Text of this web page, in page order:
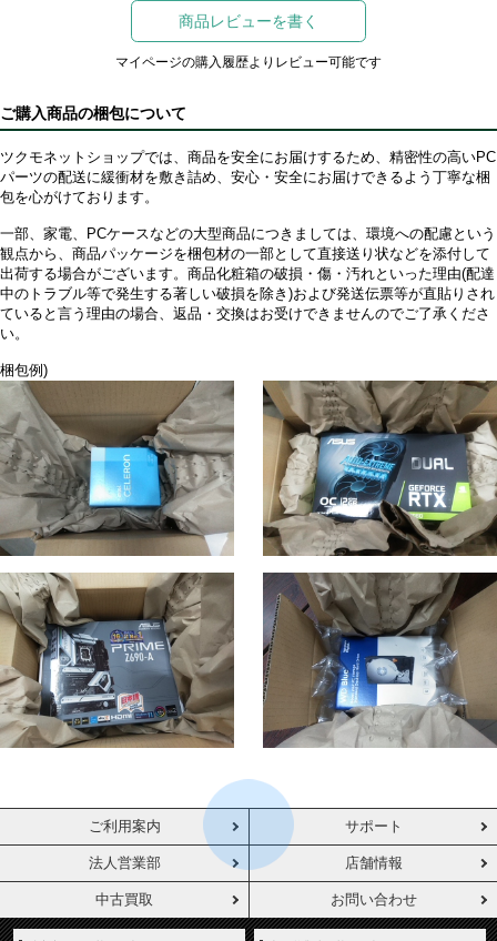
商品レビューを書く
マイページの購入履歴よりレビュー可能です
ご購入商品の梱包について
ツクモネットショップでは、商品を安全にお届けするため、精密性の高いPC
パーツの配送に緩衝材を敷き詰め、安心・安全にお届けできるよう丁寧な梱
包を心がけております。
一部、家電、PCケースなどの大型商品につきましては、環境への配慮という
観点から、商品パッケージを梱包材の一部として直接送り状などを添付して
出荷する場合がございます。商品化粧箱の破損・傷・汚れといった理由(配達
中のトラブル等で発生する著しい破損を除き)および発送伝票等が直貼りされ
ていると言う理由の場合、返品・交換はお受けできませんのでご了承くださ
い。
梱包例)
ご利用案内 サポート
法人営業部 店舗情報
中古買取 お問い合わせ